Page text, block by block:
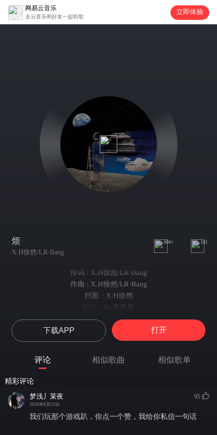
网易云音乐
去云音乐和好友一起听歌
立即体验
烦
X.H徐然/LR·Bang
999+ 161
作词 : X.H徐然/LR·Bang
作曲 : X.H徐然/LR·Bang
封面：X.H徐然
MIX：Ey黄浩真
一个人走在深夜到底流下多少眼泪
不管过得多惨 也要微笑面对
他不想退 找了工作他也嫌累
只有空气是免费
因害怕被偷走
下载APP 打开
评论 相似歌曲 相似歌单
精彩评论
梦浅丿茉夜
2020年6月21日
95
我们玩那个游戏趴，你点一个赞，我给你私信一句话